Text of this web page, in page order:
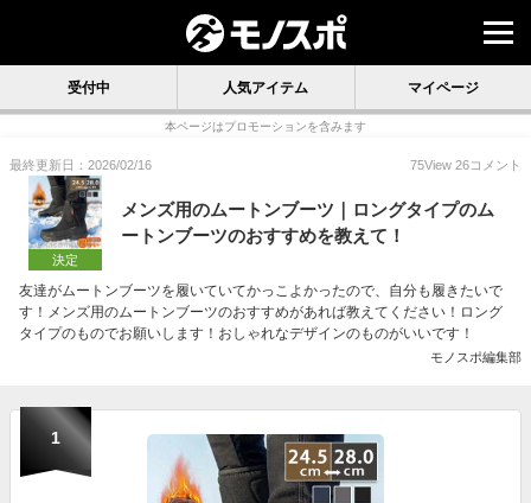
受付中 人気アイテム マイページ
本ページはプロモーションを含みます
最終更新日：2026/02/16 75View 26コメント
決定
メンズ用のムートンブーツ｜ロングタイプのム
ートンブーツのおすすめを教えて！
友達がムートンブーツを履いていてかっこよかったので、自分も履きたいで
す！メンズ用のムートンブーツのおすすめがあれば教えてください！ロング
タイプのものでお願いします！おしゃれなデザインのものがいいです！
モノスポ編集部
1